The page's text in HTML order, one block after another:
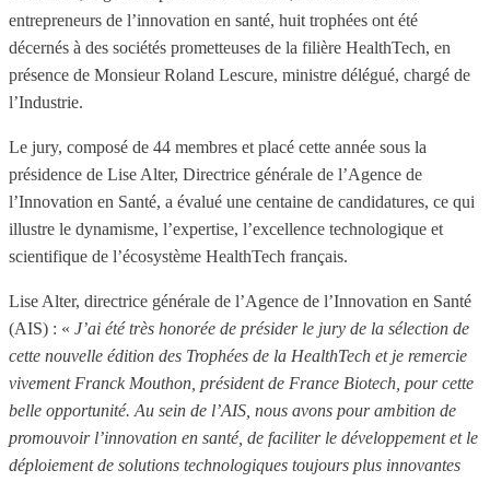
entrepreneurs de l’innovation en santé, huit trophées ont été
décernés à des sociétés prometteuses de la filière HealthTech, en
présence de Monsieur Roland Lescure, ministre délégué, chargé de
l’Industrie.
Le jury, composé de 44 membres et placé cette année sous la
présidence de Lise Alter, Directrice générale de l’Agence de
l’Innovation en Santé, a évalué une centaine de candidatures, ce qui
illustre le dynamisme, l’expertise, l’excellence technologique et
scientifique de l’écosystème HealthTech français.
Lise Alter, directrice générale de l’Agence de l’Innovation en Santé
(AIS) : « J’ai été très honorée de présider le jury de la sélection de
cette nouvelle édition des Trophées de la HealthTech et je remercie
vivement Franck Mouthon, président de France Biotech, pour cette
belle opportunité. Au sein de l’AIS, nous avons pour ambition de
promouvoir l’innovation en santé, de faciliter le développement et le
déploiement de solutions technologiques toujours plus innovantes